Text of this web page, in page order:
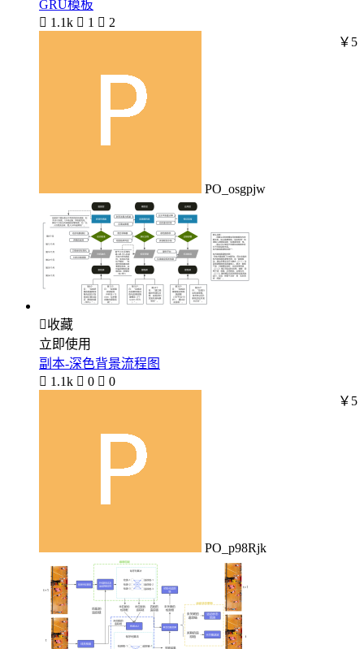
GRU模板
 1.1k  1  2
PO_osgpjw
￥5
收藏
立即使用
副本-深色背景流程图
 1.1k  0  0
PO_p98Rjk
￥5